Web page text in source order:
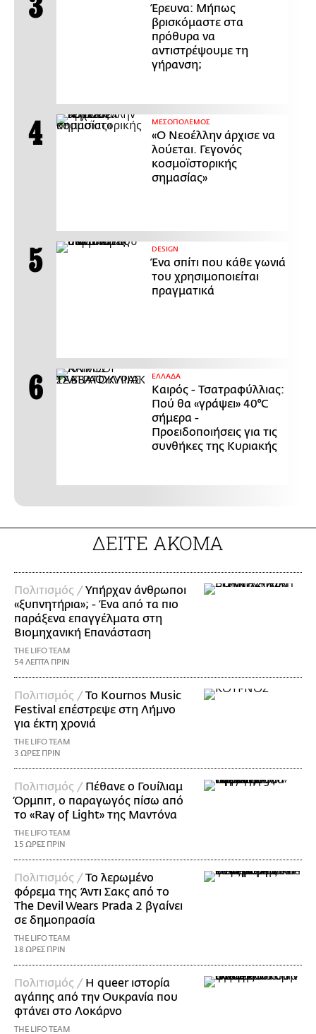
Έρευνα: Μήπως
βρισκόμαστε στα
πρόθυρα να
αντιστρέψουμε τη
γήρανση;
ΜΕΣΟΠΟΛΕΜΟΣ
«Ο Νεοέλλην άρχισε να
λούεται. Γεγονός
κοσμοϊστορικής
σημασίας»
DESIGN
Ένα σπίτι που κάθε γωνιά
του χρησιμοποιείται
πραγματικά
ΕΛΛΑΔΑ
Καιρός - Τσατραφύλλιας:
Πού θα «γράψει» 40°C
σήμερα -
Προειδοποιήσεις για τις
συνθήκες της Κυριακής
ΔΕΙΤΕ ΑΚΟΜΑ
Πολιτισμός /Υπήρχαν άνθρωποι
«ξυπνητήρια»; - Ένα από τα πιο
παράξενα επαγγέλματα στη
Βιομηχανική Επανάσταση
THE LIFO TEAM
54 ΛΕΠΤΑ ΠΡΙΝ
Πολιτισμός /Το Kournos Music
Festival επέστρεψε στη Λήμνο
για έκτη χρονιά
THE LIFO TEAM
3 ΩΡΕΣ ΠΡΙΝ
Πολιτισμός / Πέθανε ο Γουίλιαμ
Όρμπιτ, ο παραγωγός πίσω από
το «Ray of Light» της Μαντόνα
THE LIFO TEAM
15 ΩΡΕΣ ΠΡΙΝ
Πολιτισμός /Το λερωμένο
φόρεμα της Άντι Σακς από το
The Devil Wears Prada 2 βγαίνει
σε δημοπρασία
THE LIFO TEAM
18 ΩΡΕΣ ΠΡΙΝ
Πολιτισμός / Η queer ιστορία
αγάπης από την Ουκρανία που
φτάνει στο Λοκάρνο
THE LIFO TEAM